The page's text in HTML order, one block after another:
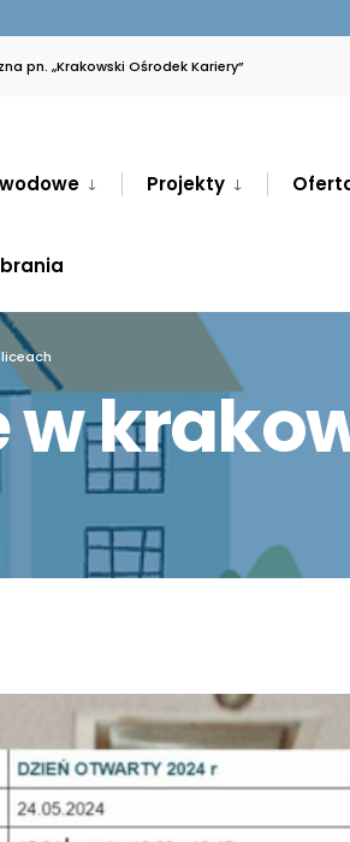
pn. „Krakowski Ośrodek Kariery”
Projekty
w